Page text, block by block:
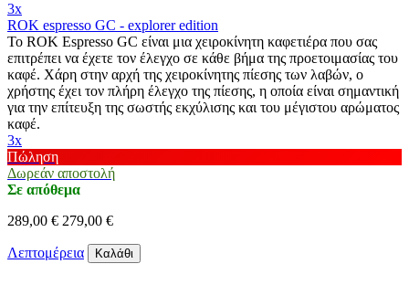
3x
ROK espresso GC - explorer edition
Το ROK Espresso GC είναι μια χειροκίνητη καφετιέρα που σας
επιτρέπει να έχετε τον έλεγχο σε κάθε βήμα της προετοιμασίας του
καφέ. Χάρη στην αρχή της χειροκίνητης πίεσης των λαβών, ο
χρήστης έχει τον πλήρη έλεγχο της πίεσης, η οποία είναι σημαντική
για την επίτευξη της σωστής εκχύλισης και του μέγιστου αρώματος
καφέ.
3x
Πώληση
Δωρεάν αποστολή
Σε απόθεμα
289,00 € 279,00 €
Λεπτομέρεια Καλάθι